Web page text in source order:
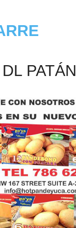
PATÁN